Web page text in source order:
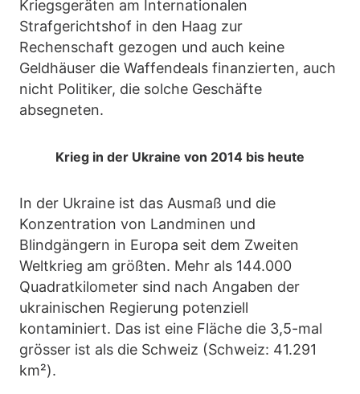
Kriegsgeräten am Internationalen
Strafgerichtshof in den Haag zur
Rechenschaft gezogen und auch keine
Geldhäuser die Waffendeals finanzierten, auch
nicht Politiker, die solche Geschäfte
absegneten.
Krieg in der Ukraine von 2014 bis heute
In der Ukraine ist das Ausmaß und die
Konzentration von Landminen und
Blindgängern in Europa seit dem Zweiten
Weltkrieg am größten. Mehr als 144.000
Quadratkilometer sind nach Angaben der
ukrainischen Regierung potenziell
kontaminiert. Das ist eine Fläche die 3,5-mal
grösser ist als die Schweiz (Schweiz: 41.291
km²).